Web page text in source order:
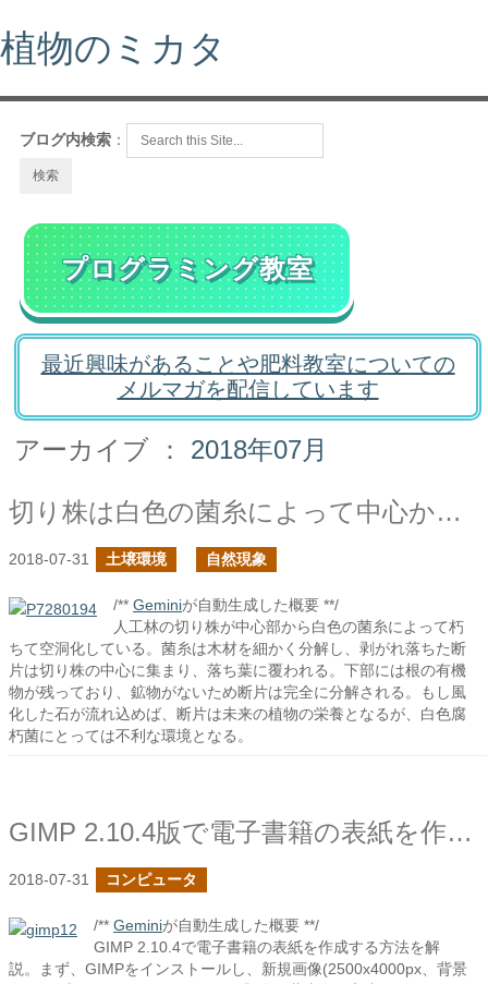
植物のミカタ
ブログ内検索 ：
プログラミング教室
最近興味があることや肥料教室についての
メルマガを配信しています
アーカイブ ： 2018年07月
切り株は白色の菌糸によって中心から朽ちる
2018-07-31 土壌環境 自然現象
/** Geminiが自動生成した概要 **/
人工林の切り株が中心部から白色の菌糸によって朽
ちて空洞化している。菌糸は木材を細かく分解し、剥がれ落ちた断
片は切り株の中心に集まり、落ち葉に覆われる。下部には根の有機
物が残っており、鉱物がないため断片は完全に分解される。もし風
化した石が流れ込めば、断片は未来の植物の栄養となるが、白色腐
朽菌にとっては不利な環境となる。
GIMP 2.10.4版で電子書籍の表紙を作成する
2018-07-31 コンピュータ
/** Geminiが自動生成した概要 **/
GIMP 2.10.4で電子書籍の表紙を作成する方法を解
説。まず、GIMPをインストールし、新規画像(2500x4000px、背景